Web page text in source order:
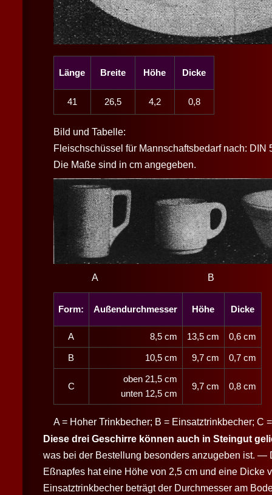
Länge Breite Höhe Dicke
41 26,5 4,2 0,8
Bild und Tabelle:
Fleischschüssel für Mannschaftsbedarf nach: DIN
Die Maße sind in cm angegeben.
A B
Form: Außendurchmesser Höhe Dicke
A 8,5 cm 13,5 cm 0,6 cm
B 10,5 cm 9,7 cm 0,7 cm
C
oben 21,5 cm
unten 12,5 cm
9,7 cm 0,8 cm
A = Hoher Trinkbecher; B = Einsatztrinkbecher; C
Diese drei Geschirre können auch in Steingut
was bei der Bestellung besonders anzugeben ist. —
Eßnapfes hat eine Höhe von 2,5 cm und eine Dicke
Einsatztrinkbecher beträgt der Durchmesser am